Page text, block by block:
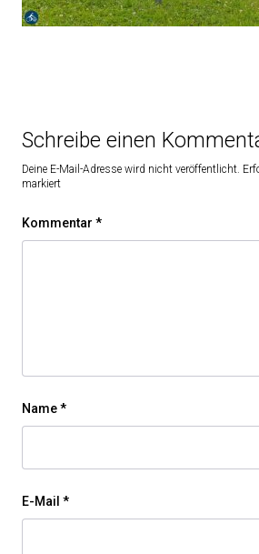
Schreibe einen
Deine E-Mail-Adresse wird nicht veröffentlicht.
markiert
Kommentar *
Name*
E-Mail *